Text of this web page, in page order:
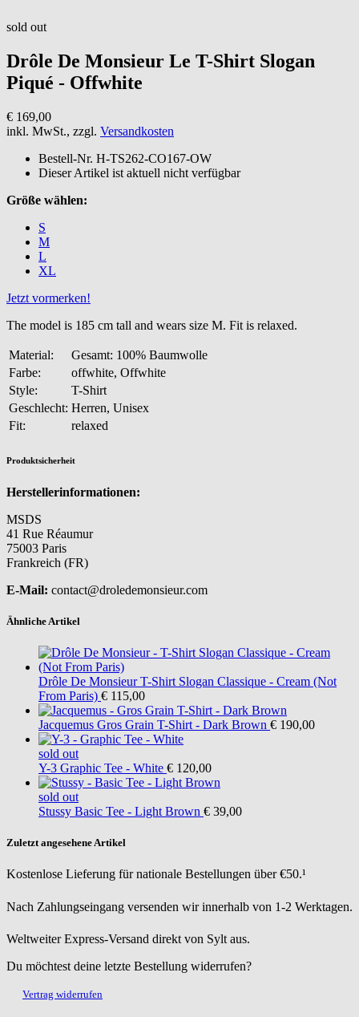
sold out
Drôle De Monsieur Le T-Shirt Slogan
Piqué - Offwhite
€ 169,00
inkl. MwSt., zzgl. Versandkosten
Bestell-Nr. H-TS262-CO167-OW
Dieser Artikel ist aktuell nicht verfügbar
Größe wählen:
S
M
L
XL
Jetzt vormerken!
The model is 185 cm tall and wears size M. Fit is relaxed.
Material:
Gesamt: 100% Baumwolle
Farbe:
offwhite, Offwhite
Style:
T-Shirt
Geschlecht: Herren, Unisex
Fit:
relaxed
Produktsicherheit
Herstellerinformationen:
MSDS
41 Rue Réaumur
75003 Paris
Frankreich (FR)
E-Mail: contact@droledemonsieur.com
Ähnliche Artikel
Drôle De Monsieur T-Shirt Slogan Classique - Cream (Not
From Paris) € 115,00
Jacquemus Gros Grain T-Shirt - Dark Brown € 190,00
sold out
Y-3 Graphic Tee - White € 120,00
sold out
Stussy Basic Tee - Light Brown € 39,00
Zuletzt angesehene Artikel
Kostenlose Lieferung für nationale Bestellungen über €50.¹
Nach Zahlungseingang versenden wir innerhalb von 1-2 Werktagen.
Weltweiter Express-Versand direkt von Sylt aus.
Du möchtest deine letzte Bestellung widerrufen?
Vertrag widerrufen